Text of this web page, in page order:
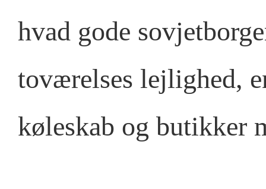
hvad gode
toværelses lejlighed,
køleskab og butikker